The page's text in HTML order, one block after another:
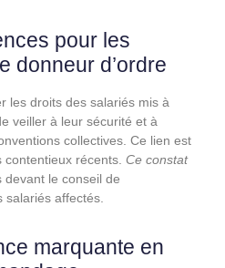
pour les
donneur d’ordre
les droits des salariés mis à
veiller à leur sécurité et à
collectives. Ce lien est
contentieux récents. Ce constat
devant le conseil de
salariés affectés.
marquante en